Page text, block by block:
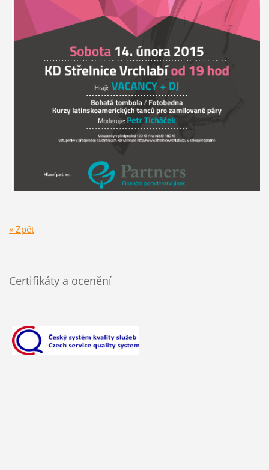
« Zpět
Certifikáty a ocenění